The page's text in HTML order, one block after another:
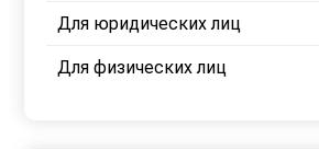
Для юридических лиц
Для физических лиц